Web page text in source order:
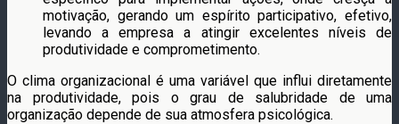
motivação, gerando um espírito participativo, efetivo,
levando a empresa a atingir excelentes níveis de
produtividade e comprometimento.
O clima organizacional é uma variável que influi diretamente
na produtividade, pois o grau de salubridade de uma
organização depende de sua atmosfera psicológica.